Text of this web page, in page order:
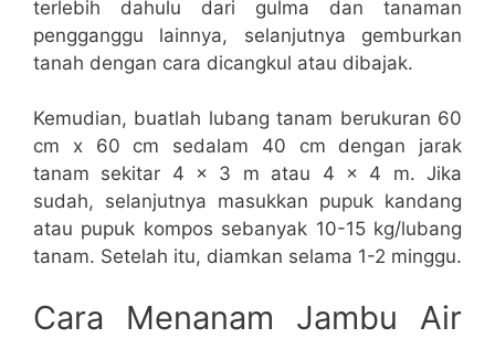
terlebih dahulu dari gulma dan tanaman
pengganggu lainnya, selanjutnya gemburkan
tanah dengan cara dicangkul atau dibajak.
Kemudian, buatlah lubang tanam berukuran 60
cm x 60 cm sedalam 40 cm dengan jarak
tanam sekitar 4 x 3 m atau 4 x 4 m. Jika
sudah, selanjutnya masukkan pupuk kandang
atau pupuk kompos sebanyak 10-15 kg/lubang
tanam. Setelah itu, diamkan selama 1-2 minggu.
Cara Menanam Jambu Air